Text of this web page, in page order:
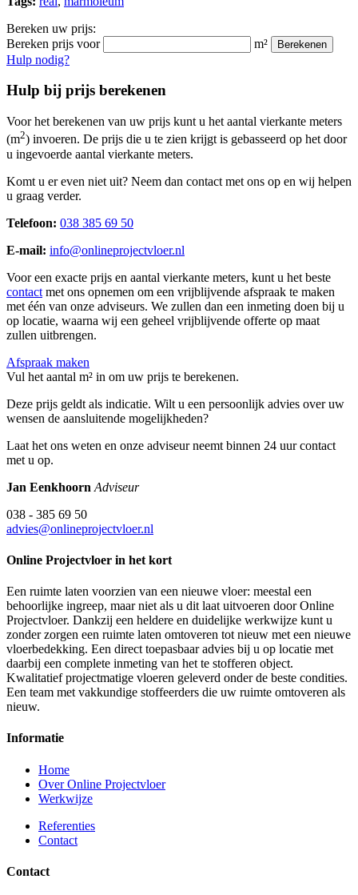
Bereken uw prijs:
Bereken prijs voor
m² Berekenen
Hulp nodig?
Hulp bij prijs berekenen
Voor het berekenen van uw prijs kunt u het aantal vierkante meters
(m2) invoeren. De prijs die u te zien krijgt is gebasseerd op het door
u ingevoerde aantal vierkante meters.
Komt u er even niet uit? Neem dan contact met ons op en wij helpen
u graag verder.
Telefoon: 038 385 69 50
E-mail: info@onlineprojectvloer.nl
Voor een exacte prijs en aantal vierkante meters, kunt u het beste
contact met ons opnemen om een vrijblijvende afspraak te maken
met één van onze adviseurs. We zullen dan een inmeting doen bij u
op locatie, waarna wij een geheel vrijblijvende offerte op maat
zullen uitbrengen.
Afspraak maken
Vul het aantal m² in om uw prijs te berekenen.
Deze prijs geldt als indicatie. Wilt u een persoonlijk advies over uw
wensen de aansluitende mogelijkheden?
Laat het ons weten en onze adviseur neemt binnen 24 uur contact
met u op.
Jan Eenkhoorn Adviseur
038 - 385 69 50
advies@onlineprojectvloer.nl
Online Projectvloer in het kort
Een ruimte laten voorzien van een nieuwe vloer: meestal een
behoorlijke ingreep, maar niet als u dit laat uitvoeren door Online
Projectvloer. Dankzij een heldere en duidelijke werkwijze kunt u
zonder zorgen een ruimte laten omtoveren tot nieuw met een nieuwe
vloerbedekking. Een direct toepasbaar advies bij u op locatie met
daarbij een complete inmeting van het te stofferen object.
Kwalitatief projectmatige vloeren geleverd onder de beste condities.
Een team met vakkundige stoffeerders die uw ruimte omtoveren als
nieuw.
Informatie
Home
Over Online Projectvloer
Werkwijze
Referenties
Contact
Contact